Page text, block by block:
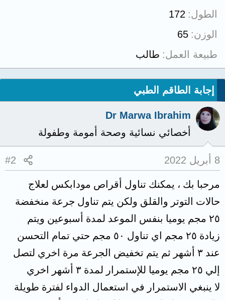
الطول 172
الوزن 65
طبيعة العمل طالب
إجابة الطاقم الطبي
Dr Marwa Ibrahim
أخصائي نسائية وصحة أمومة وطفولة
8 أبريل 2022 #2
مرحبا بك ، يمكنك تناول أقراص مودابكس لعلاج
حالات التوتر والقلق ولكن يتم تناول جرعة منخفضة
٢٥ مجم يوميا بنفس الموعد لمدة أسبوعين ويتم
زيادة ٢٥ مجم اي تناول ٥٠ مجم حتي تمام التحسن
عند ٣ أشهر ثم يتم تخفيض الجرعة مرة اخري لتصل
إلي ٢٥ مجم يوميا للإستمرار لمدة ٣ أشهر اخري
لا ينبغي الاستمرار في استعمال الدواء لفترة طويلة